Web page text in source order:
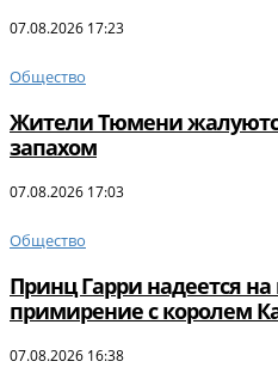
07.08.2026 17:23
Общество
Жители Тюмени
запахом
07.08.2026 17:03
Общество
Принц Гарри надеется
примирение с королем
07.08.2026 16:38